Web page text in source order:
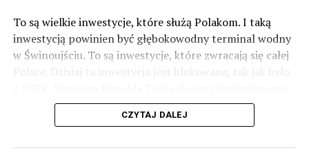
To są wielkie inwestycje, które służą Polakom. I taką
inwestycją powinien być głębokowodny terminal wodny
w Świnoujściu. To są inwestycje, które zwracają się całej
Polsce. Dzisiaj ta inwestycja jest blokowana, tak jak było
odblokowania CPK.
wykorzystać wspaniały potencjał Zachodniego Pomorza,
CZYTAJ DALEJ